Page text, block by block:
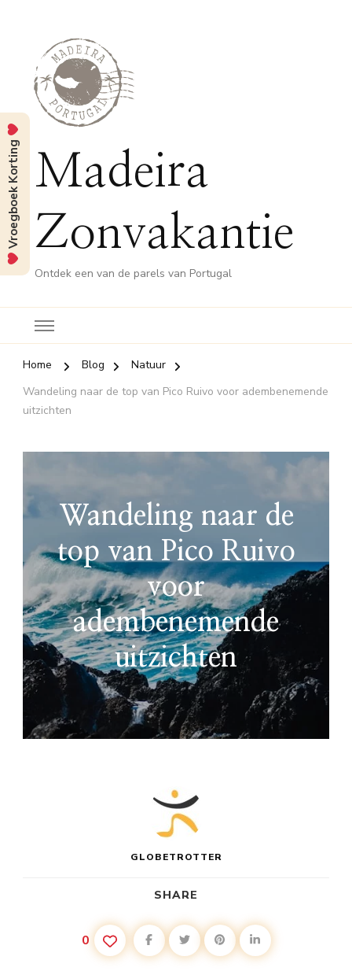
Madeira
Zonvakantie
Ontdek een van de parels van Portugal
Home Blog
Natuur
Wandeling naar de top van Pico Ruivo voor adembenemende
uitzichten
Wandeling naar de
top van Pico Ruivo
voor
adembenemende
uitzichten
GLOBETROTTER
SHARE
0
Vroegboek Korting